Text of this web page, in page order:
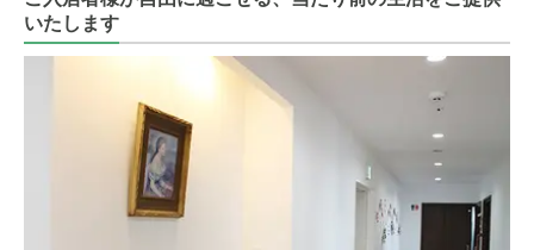
いたします